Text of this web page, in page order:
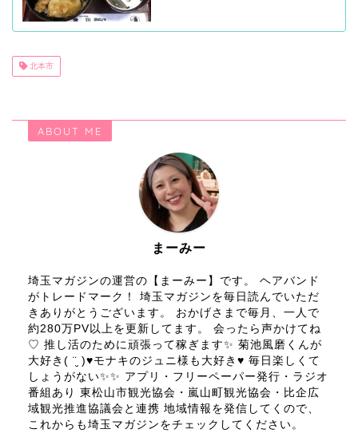
北本市
ABOUT ME
まーみー
埼玉マガジンの運営の【まーみー】です。 ヘアバンド
がトレードマーク！ 埼玉マガジンを毎日読んでいただ
きありがとうございます。 おかげさまで毎月、一人で
約280万PV以上を更新してます。 会ったら声かけてね
♡ 推し活のために頑張って稼ぎます✨ 菊池風磨くんが
大好き( ¨̮ )♥モナキのジュニ様も大好き♥ 毎日楽しくて
しょうがない✨✨ アプリ・フリーペーパー発行・ラジオ
番組あり 東松山市観光協会・嵐山町観光協会・比企広
域観光推進協議会と連携 地域情報を発信してくので、
これからも埼玉マガジンをチェックしてください。